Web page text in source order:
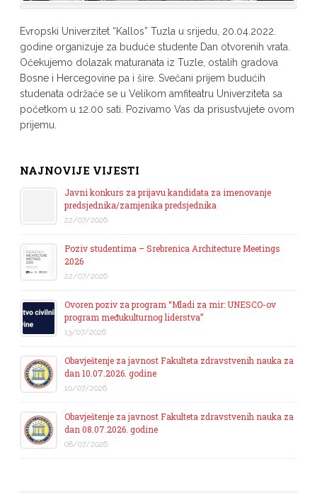
Evropski Univerzitet “Kallos” Tuzla u srijedu, 20.04.2022.
godine organizuje za buduće studente Dan otvorenih vrata.
Očekujemo dolazak maturanata iz Tuzle, ostalih gradova
Bosne i Hercegovine pa i šire. Svečani prijem budućih
studenata održaće se u Velikom amfiteatru Univerziteta sa
početkom u 12.00 sati. Pozivamo Vas da prisustvujete ovom
prijemu.
NAJNOVIJE VIJESTI
Javni konkurs za prijavu kandidata za imenovanje
predsjednika/zamjenika predsjednika
22/07/2026
Poziv studentima – Srebrenica Architecture Meetings
2026
22/07/2026
Ovoren poziv za program “Mladi za mir: UNESCO-ov
program međukulturnog liderstva”
13/07/2026
Obavještenje za javnost Fakulteta zdravstvenih nauka za
dan 10.07.2026. godine
10/07/2026
Obavještenje za javnost Fakulteta zdravstvenih nauka za
dan 08.07.2026. godine
08/07/2026